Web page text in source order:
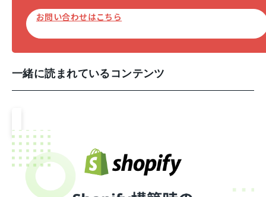
お問い合わせはこちら
一緒に読まれているコンテンツ